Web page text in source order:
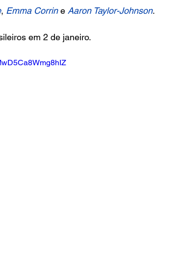
, Emma Corrin e Aaron Taylor-Johnson.
em 2 de janeiro.